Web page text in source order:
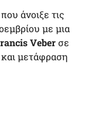
άνοιξε τις
με μια
Veberσε
μετάφραση